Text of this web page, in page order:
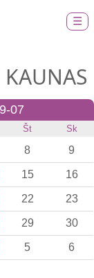
☰
07
Št Sk
8 9
15 16
22 23
29 30
5 6